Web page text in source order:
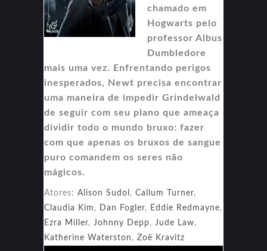
chamado em
Hogwarts pelo
professor Albus
Dumbledore
mais uma vez. Enfrentando perigos
inesperados, Newt precisa encontrar
uma maneira de impedir Grindelwald
de seguir com seu plano que ameaça
dividir todo o mundo bruxo: fazer
com que apenas os bruxos de sangue
puro comandem os seres não
mágicos.
Atores: Alison Sudol , Callum Turner,
Claudia Kim , Dan Fogler, Eddie Redmayne,
Ezra Miller, Johnny Depp, Jude Law,
Katherine Waterston , Zoë Kravitz